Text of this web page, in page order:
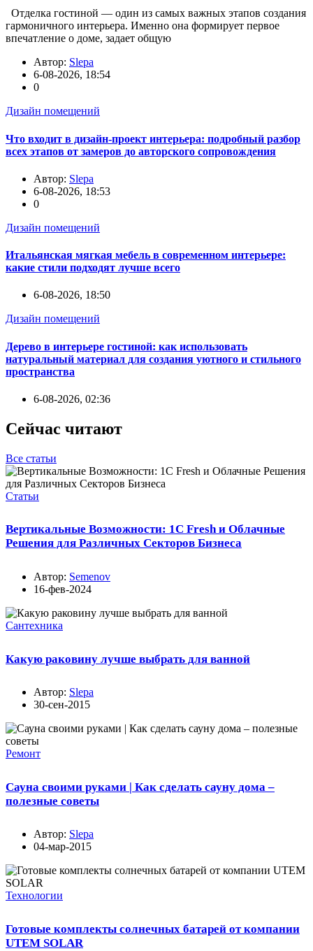
Отделка гостиной — один из самых важных этапов создания
гармоничного интерьера. Именно она формирует первое
впечатление о доме, задает общую
Автор: Slepa
6-08-2026, 18:54
0
Дизайн помещений
Что входит в дизайн-проект интерьера: подробный разбор
всех этапов от замеров до авторского сопровождения
Автор: Slepa
6-08-2026, 18:53
0
Дизайн помещений
Итальянская мягкая мебель в современном интерьере:
какие стили подходят лучше всего
6-08-2026, 18:50
Дизайн помещений
Дерево в интерьере гостиной: как использовать
натуральный материал для создания уютного и стильного
пространства
6-08-2026, 02:36
Сейчас читают
Все статьи
Статьи
Вертикальные Возможности: 1С Fresh и Облачные
Решения для Различных Секторов Бизнеса
Автор: Semenov
16-фев-2024
Сантехника
Какую раковину лучше выбрать для ванной
Автор: Slepa
30-сен-2015
Ремонт
Сауна своими руками | Как сделать сауну дома –
полезные советы
Автор: Slepa
04-мар-2015
Технологии
Готовые комплекты солнечных батарей от компании
UTEM SOLAR